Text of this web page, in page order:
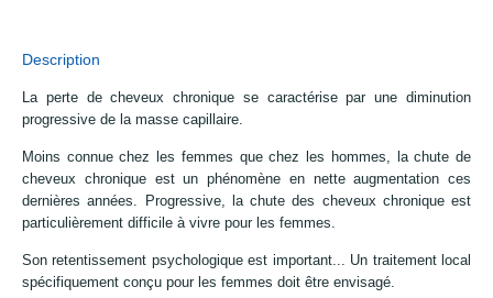
Description
La perte de cheveux chronique se caractérise par une diminution
progressive de la masse capillaire.
Moins connue chez les femmes que chez les hommes, la chute de
cheveux chronique est un phénomène en nette augmentation ces
dernières années. Progressive, la chute des cheveux chronique est
particulièrement difficile à vivre pour les femmes.
Son retentissement psychologique est important... Un traitement local
spécifiquement conçu pour les femmes doit être envisagé.